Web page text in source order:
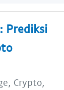
Prediksi
Crypto,